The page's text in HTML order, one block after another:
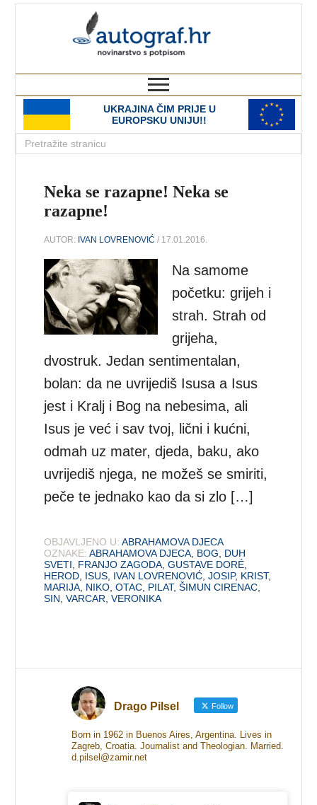
UKRAJINA ČIM PRIJE U
EUROPSKU UNIJU!!
Neka se razapne! Neka se
razapne!
AUTOR: IVAN LOVRENOVIĆ / 17.01.2016.
Na samome
početku: grijeh i
strah. Strah od
grijeha,
dvostruk. Jedan sentimentalan,
bolan: da ne uvrijediš Isusa a Isus
jest i Kralj i Bog na nebesima, ali
Isus je već i sav tvoj, lični i kućni,
odmah uz mater, djeda, baku, ako
uvrijediš njega, ne možeš se smiriti,
peče te jednako kao da si zlo […]
OBJAVLJENO U: ABRAHAMOVA DJECA
OZNAKE: ABRAHAMOVA DJECA BOG
DUH
SVETI
FRANJO ZAGODA ,GUSTAVE DORÉ
HEROD ISUS IVAN LOVRENOVIĆ ,JOSIP, KRIST,
MARIJA NIKO ,OTAC PILAT,ŠIMUN CIRENAC
SIN ,VARCAR ,VERONIKA
Drago Pilsel Follow
Born in 1962 in Buenos Aires, Argentina. Lives in
Zagreb, Croatia. Journalist and Theologian. Married.
d.pilsel@zamir.net